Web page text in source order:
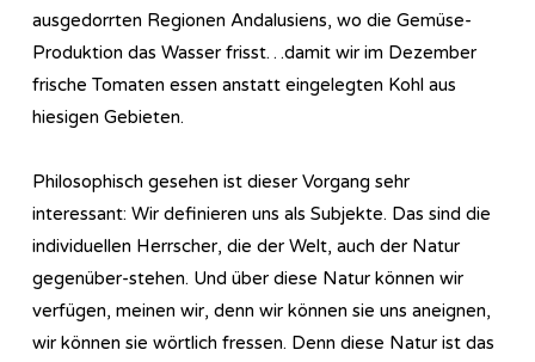
ausgedorrten Regionen Andalusiens, wo die Gemüse-
Produktion das Wasser frisst…damit wir im Dezember
frische Tomaten essen anstatt eingelegten Kohl aus
hiesigen Gebieten.
Philosophisch gesehen ist dieser Vorgang sehr
interessant: Wir definieren uns als Subjekte. Das sind die
individuellen Herrscher, die der Welt, auch der Natur
gegenüber-stehen. Und über diese Natur können wir
verfügen, meinen wir, denn wir können sie uns aneignen,
wir können sie wörtlich fressen. Denn diese Natur ist das